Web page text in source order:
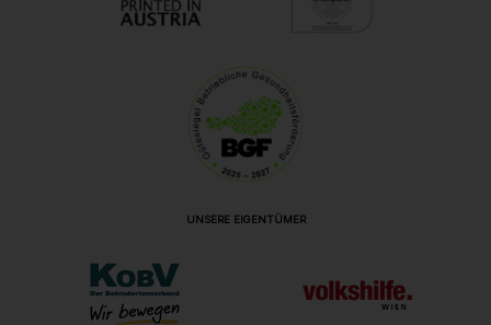
UNSERE EIGENTÜMER